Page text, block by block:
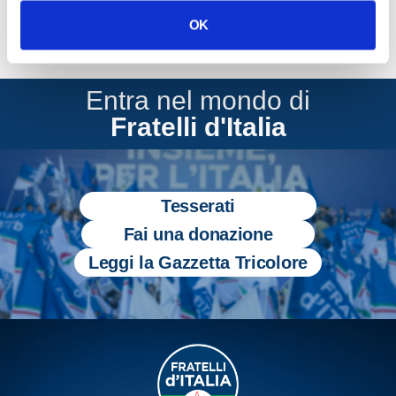
OK
Entra nel mondo di
Fratelli d'Italia
Tesserati
Fai una donazione
Leggi la Gazzetta Tricolore